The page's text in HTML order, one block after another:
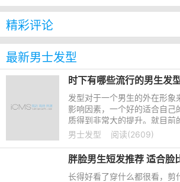
精彩评论
最新男士发型
发型对于一个男生的外在形象
影响因素，一个好的适合自己
质得到非常大的提升。就目前
流行一点的男生发型主要有以
男士发型 阅读(2609)
胖脸男生短发推荐 适合脸
长得好看了穿什么都很看，剪